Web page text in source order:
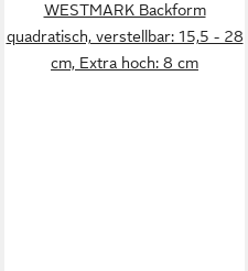
WESTMARK Backform
quadratisch, verstellbar: 15,5 - 28
cm, Extra hoch: 8 cm